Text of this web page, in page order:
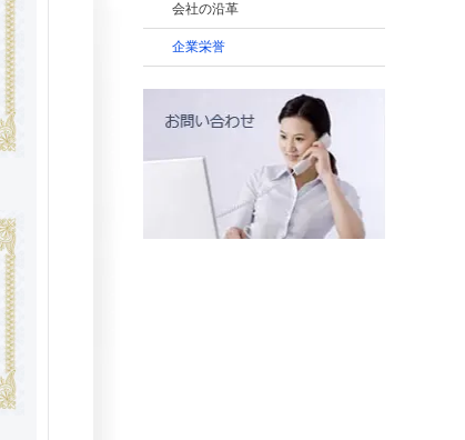
会社の沿革
企業栄誉